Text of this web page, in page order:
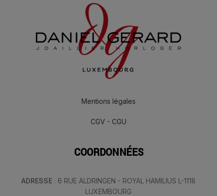
Mentions légales
CGV - CGU
COORDONNÉES
ADRESSE : 6 RUE ALDRINGEN - ROYAL HAMILIUS L-1118
LUXEMBOURG